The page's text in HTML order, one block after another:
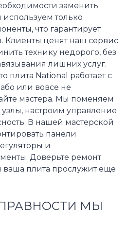
заменить
только
что гарантирует
Клиенты ценят наш сервис
технику недорого, без
лишних услуг.
плита National работает с
или вовсе не
мастера. Мы поменяем
настроим управление
В нашей мастерской
панели
и
Доверьте ремонт
ваша плита прослужит еще
МЫ